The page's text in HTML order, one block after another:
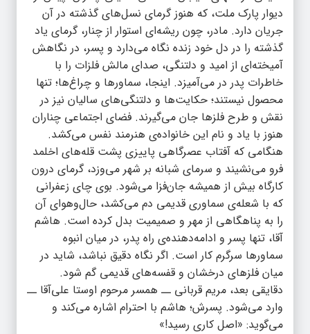
دیوار پارک ملت، که هنوز گرمای نسل‌های گذشته در آن
جریان دارد. مادر، چون ریشه‌ای استوار از چنار، گرمای یاد
گذشته را در دل خود زنده نگاه می‌دارد و پسر، در نگاهش
آمیخته‌ای از امید و دلتنگی، صدای مالش فلزات را با
خاطرات پدر در می‌آمیزد. اینجا، سماورها و چراغ‌ها؛ تنها
محصول نیستند؛ حکایت‌ها و دلتنگی‌های سالیان نیز در
نقش و طرح فلزها جان می‌گیرند. فضای اجتماعی چناران
هنوز با یاد و نام این خانواده‌ی هنرمند نفس می‌کشد.
هنگامی که آفتاب عصرگاهی پاییزی پشت قله‌های اخلمد
فرو می‌نشیند و سرمای شبانه بر شهر می‌وزد، گرمای درون
کارگاه بیش از همیشه جان‌فزا می‌شود. بوی چای زعفرانی
که با شعله‌ی سماوری قدیمی دم می‌کشد، حال‌وهوای آن
را به پناهگاهی از مهر و صمیمیت بدل کرده است. هاشم
آقا، تنها پسر و ادامه‌دهنده‌ی راه پدر، در میان انبوه
سماورها سرگرم کار است. اگر نگاه دقیق نباشد، شاید در
میان فلزهای درخشان و قفسه‌های قدیمی گم شود.
دقایقی بعد، مریم قربانی ــ همسر مرحوم اوستا علی‌آقا ــ
وارد می‌شود. پسرش؛ هاشم با احترام اشاره می‌کند و
می‌گوید: «اصل کاری رسید!»